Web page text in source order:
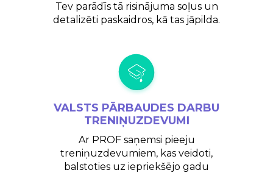
Tev parādīs tā risinājuma soļus un
detalizēti paskaidros, kā tas jāpilda.
VALSTS PĀRBAUDES DARBU
TRENIŅUZDEVUMI
Ar PROF saņemsi pieeju
treniņuzdevumiem, kas veidoti,
balstoties uz iepriekšējo gadu